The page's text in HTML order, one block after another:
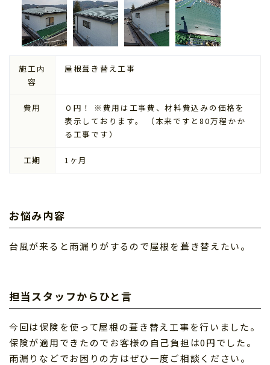
施工内
容
屋根葺き替え工事
費用
０円！ ※費用は工事費、材料費込みの価格を
表示しております。 （本来ですと80万程かか
る工事です）
工期 1ヶ月
お悩み内容
台風が来ると雨漏りがするので屋根を葺き替えたい。
担当スタッフからひと言
今回は保険を使って屋根の葺き替え工事を行いました。
保険が適用できたのでお客様の自己負担は0円でした。
雨漏りなどでお困りの方はぜひ一度ご相談ください。